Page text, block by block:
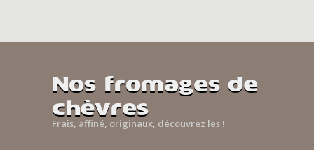
Nos fromages de
chèvres
Frais, affiné, originaux, découvrez les !